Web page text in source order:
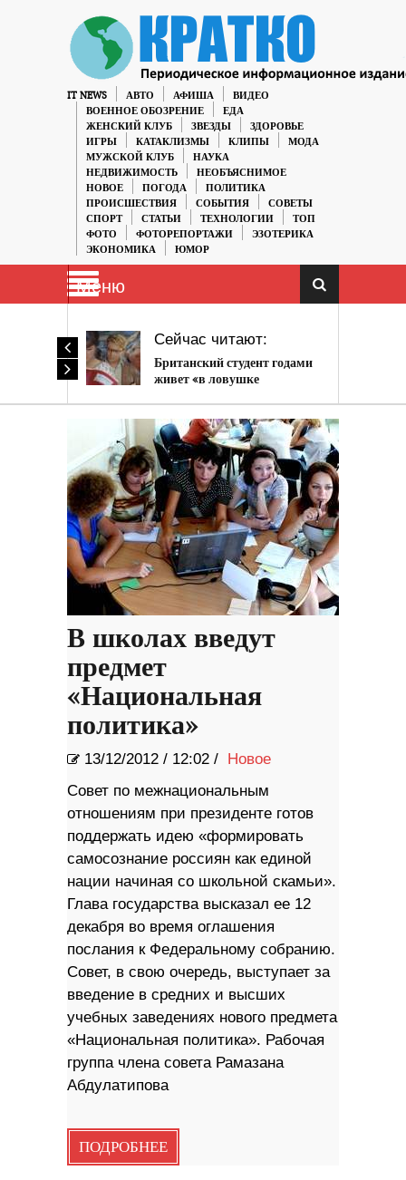
IT NEWS АВТО АФИША
ВИДЕО
ВОЕННОЕ ОБОЗРЕНИЕ
ЕДА
ЖЕНСКИЙ КЛУБ
ЗВЕЗДЫ
ЗДОРОВЬЕ
ИГРЫ
КАТАКЛИЗМЫ КЛИПЫ
МОДА
МУЖСКОЙ КЛУБ
НАУКА
НЕДВИЖИМОСТЬ
НЕОБЪЯСНИМОЕ
НОВОЕ
ПОГОДА
ПОЛИТИКА
ПРОИСШЕСТВИЯ
СОБЫТИЯ
СОВЕТЫ
СПОРТ
СТАТЬИ ТЕХНОЛОГИИ
ТОП
ФОТО
ФОТОРЕПОРТАЖИ
ЭЗОТЕРИКА
ЭКОНОМИКА
ЮМОР
Меню
Сейчас читают:
Британский студент годами
живет «в ловушке
В школах введут
предмет
«Национальная
политика»
13/12/2012 / 12:02 / Новое
Совет по межнациональным
отношениям при президенте готов
поддержать идею «формировать
самосознание россиян как единой
нации начиная со школьной скамьи».
Глава государства высказал ее 12
декабря во время оглашения
послания к Федеральному собранию.
Совет, в свою очередь, выступает за
введение в средних и высших
учебных заведениях нового предмета
«Национальная политика». Рабочая
группа члена совета Рамазана
Абдулатипова
ПОДРОБНЕЕ